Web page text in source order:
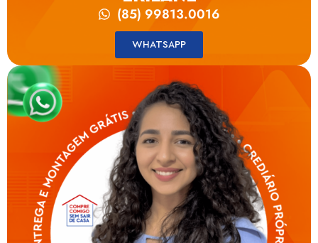
(85) 99813.0016
WHATSAPP